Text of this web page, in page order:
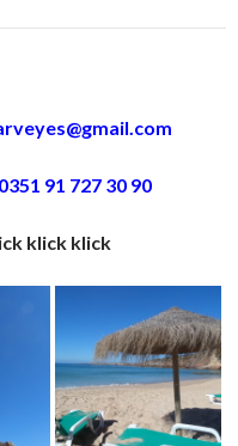
91 727 30 90
klick klick